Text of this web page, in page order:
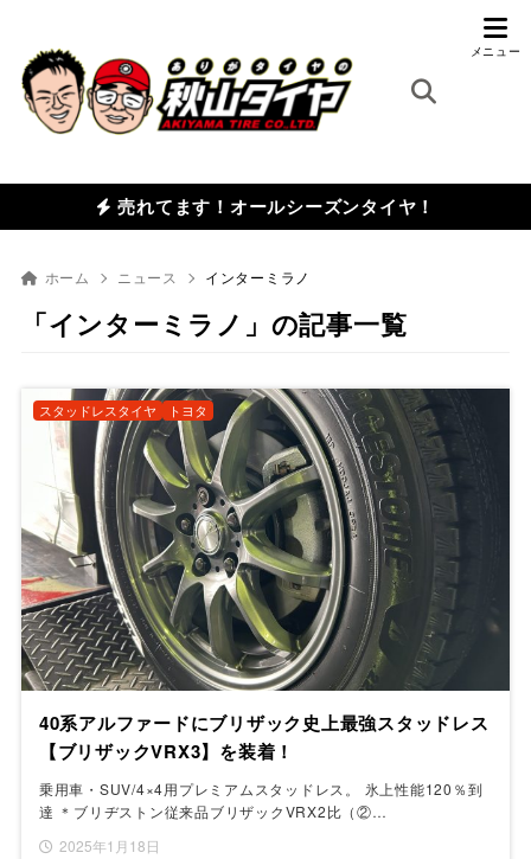
売れてます！オールシーズンタイヤ！
ホーム ニュース インターミラノ
「インターミラノ」の記事一覧
40系アルファードにブリザック史上最強スタッドレス
【ブリザックVRX3】を装着！
乗用車・SUV/4×4用プレミアムスタッドレス。 氷上性能120％到
達 ＊ブリヂストン従来品ブリザックVRX2比（②…
2025年1月18日
スタッドレスタイヤ トヨタ